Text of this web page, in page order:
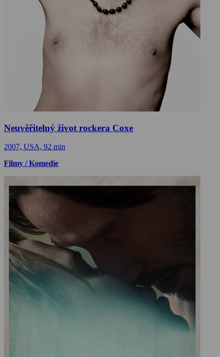
Neuvěřitelný život rockera Coxe
2007, USA, 92 min
Filmy / Komedie